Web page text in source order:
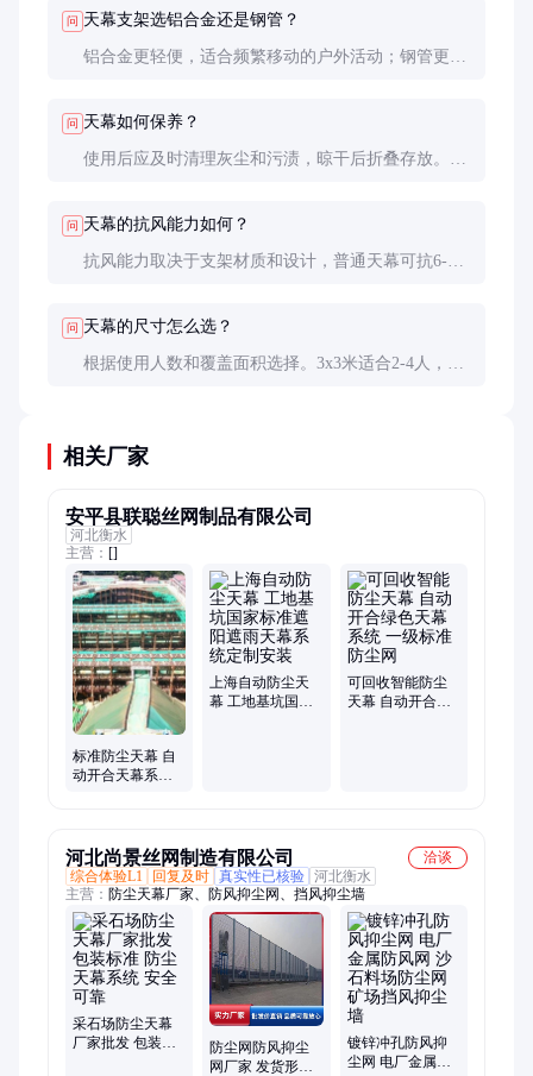
问 天幕支架选铝合金还是钢管？
铝合金更轻便，适合频繁移动的户外活动；钢管更坚
问 天幕如何保养？
使用后应及时清理灰尘和污渍，晾干后折叠存放。避
问 天幕的抗风能力如何？
抗风能力取决于支架材质和设计，普通天幕可抗6-8
问 天幕的尺寸怎么选？
根据使用人数和覆盖面积选择。3x3米适合2-4人，
相关厂家
安平县联聪丝网制品有限公司
河北衡水
主营： []
标准防尘天幕 自
动开合天幕系统
上海自动防尘天
幕 工地基坑国家
可回收智能防尘
天幕 自动开合绿
河北尚景丝网制造有限公司
洽谈
综合体验L1
回复及时 真实性已核验 河北衡水
主营： 防尘天幕厂家、防风抑尘网、挡风抑尘墙
采石场防尘天幕
厂家批发 包装标
防尘网防风抑尘
网厂家 发货形式
镀锌冲孔防风抑
尘网 电厂金属防